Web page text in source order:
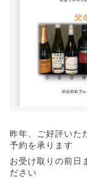
昨年、ご好評いた
予約を承ります
お受け取りの前日
ださい